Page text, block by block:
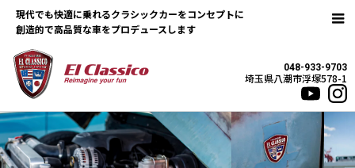
現代でも快適に乗れるクラシックカーをコンセプトに
048-933-9703
埼玉県八潮市浮塚578-1